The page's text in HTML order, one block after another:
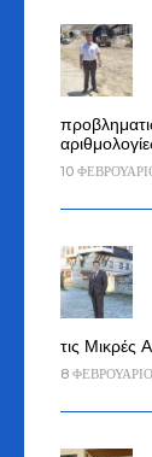
10
τις Μικρές
8